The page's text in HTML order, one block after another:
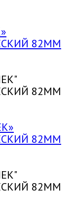
82ММ
82ММ